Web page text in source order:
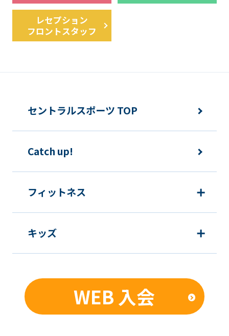
レセプション
フロントスタッフ
セントラルスポーツ TOP
Catch up!
フィットネス
キッズ
WEB 入会